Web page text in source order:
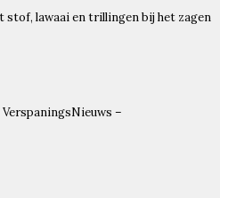
stof, lawaai en trillingen bij het zagen
–